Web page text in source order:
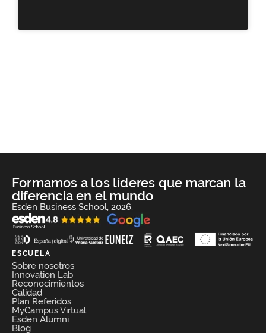
Formamos a los líderes que marcan la
diferencia en el mundo
Esden Business School, 2026.
ESCUELA
Sobre nosotros
Innovation Lab
Reconocimientos
Calidad
Plan Referidos
MyCampus Virtual
Esden Alumni
Blog